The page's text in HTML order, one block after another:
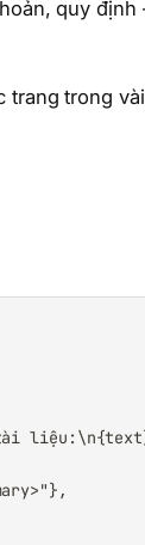
quy
trong